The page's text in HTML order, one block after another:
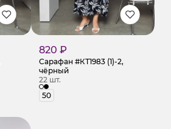
820 ₽
Сарафан #КТ1983 (1)-2,
чёрный
22 шт.
50